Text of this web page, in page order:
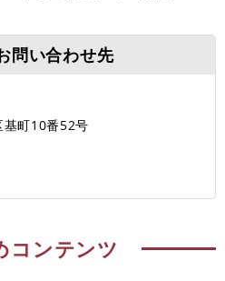
問い合わせ先
基町10番52号
コンテンツ